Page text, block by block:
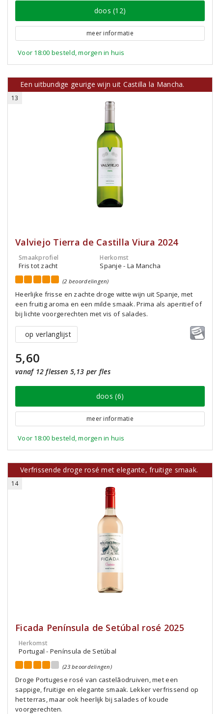
doos (12)
meer informatie
Voor 18:00 besteld, morgen in huis
Een uitbundige geurige wijn uit Castilla la Mancha.
13
Valviejo Tierra de Castilla Viura 2024
Smaakprofiel
Fris tot zacht
Herkomst
Spanje - La Mancha
(2 beoordelingen)
Heerlijke frisse en zachte droge witte wijn uit Spanje, met
een fruitig aroma en een milde smaak. Prima als aperitief of
bij lichte voorgerechten met vis of salades.
op verlanglijst
5,60
vanaf 12 flessen 5,13 per fles
doos (6)
meer informatie
Voor 18:00 besteld, morgen in huis
Verfrissende droge rosé met elegante, fruitige smaak.
14
Ficada Península de Setúbal rosé 2025
Herkomst
Portugal - Península de Setúbal
(23 beoordelingen)
Droge Portugese rosé van castelãodruiven, met een
sappige, fruitige en elegante smaak. Lekker verfrissend op
het terras, maar ook heerlijk bij salades of koude
voorgerechten.